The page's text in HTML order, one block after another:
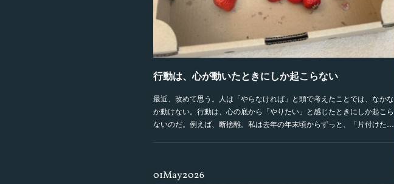
行動は、心が動いたときにしか起こらない
最近、改めて思う。人は「やらなければ」と頭で考えたことでは、なかな
か動けない。行動は、心の底から「やりたい」と感じたときにしか起こら
ないのだ。例えば、断捨離。私は去年の年末頃からずっと、「片付けた…
01May2026